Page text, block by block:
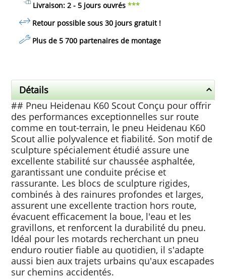
Livraison: 2 - 5 jours ouvrés ***
Retour possible sous 30 jours gratuit!
Plus de 5 700 partenaires de montage
Détails
## Pneu Heidenau K60 Scout Conçu pour offrir
des performances exceptionnelles sur route
comme en tout-terrain, le pneu Heidenau K60
Scout allie polyvalence et fiabilité. Son motif de
sculpture spécialement étudié assure une
excellente stabilité sur chaussée asphaltée,
garantissant une conduite précise et
rassurante. Les blocs de sculpture rigides,
combinés à des rainures profondes et larges,
assurent une excellente traction hors route,
évacuent efficacement la boue, l'eau et les
gravillons, et renforcent la durabilité du pneu.
Idéal pour les motards recherchant un pneu
enduro routier fiable au quotidien, il s'adapte
aussi bien aux trajets urbains qu'aux escapades
sur chemins accidentés.